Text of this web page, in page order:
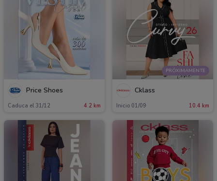
Price Shoes
Caduca el 31/12 4.2 km
PRÓXIMAMENTE
Cklass
Inicio 01/09 10.4 km